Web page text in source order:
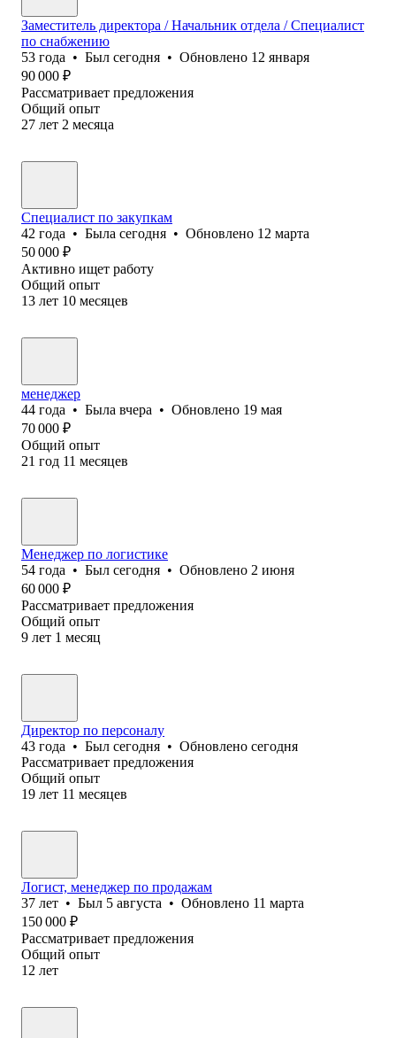
Заместитель директора / Начальник отдела / Специалист
по снабжению
53 года • Был сегодня • Обновлено 12 января
90 000 ₽
Рассматривает предложения
Общий опыт
27 лет 2 месяца
Специалист по закупкам
42 года • Была сегодня • Обновлено 12 марта
50 000 ₽
Активно ищет работу
Общий опыт
13 лет 10 месяцев
менеджер
44 года • Была вчера • Обновлено 19 мая
70 000 ₽
Общий опыт
21 год 11 месяцев
Менеджер по логистике
54 года • Был сегодня • Обновлено 2 июня
60 000 ₽
Рассматривает предложения
Общий опыт
9 лет 1 месяц
Директор по персоналу
43 года • Был сегодня • Обновлено сегодня
Рассматривает предложения
Общий опыт
19 лет 11 месяцев
Логист, менеджер по продажам
37 лет • Был 5 августа • Обновлено 11 марта
150 000 ₽
Рассматривает предложения
Общий опыт
12 лет